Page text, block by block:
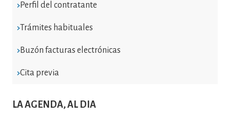
Perfil del contratante
Trámites habituales
Buzón facturas electrónicas
Cita previa
LA AGENDA, AL DIA